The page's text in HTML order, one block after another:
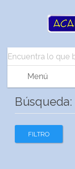
Menú
Búsqueda:
FILTRO